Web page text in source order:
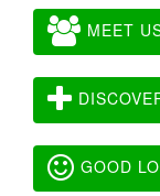
MEET
GOOD